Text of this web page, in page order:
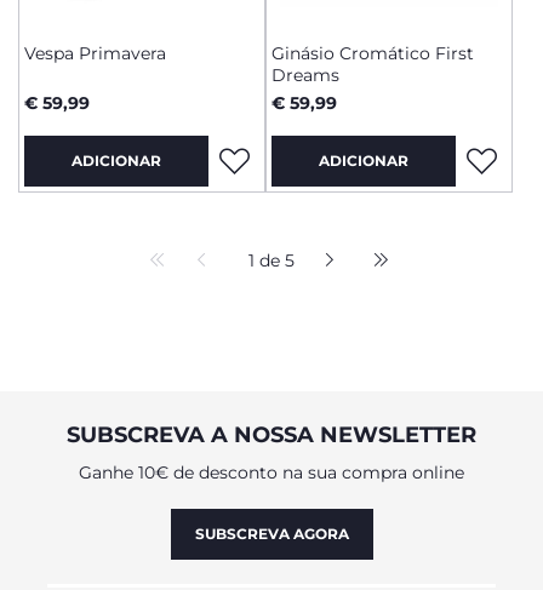
Vespa Primavera
€ 59,99
ADICIONAR
Ginásio Cromático First
Dreams
€ 59,99
ADICIONAR
1 de 5
SUBSCREVA A NOSSA NEWSLETTER
Ganhe 10€ de desconto na sua compra online
SUBSCREVA AGORA